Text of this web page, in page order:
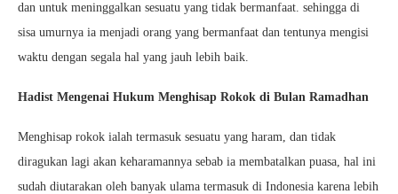
dan untuk meninggalkan sesuatu yang tidak bermanfaat. sehingga di
sisa umurnya ia menjadi orang yang bermanfaat dan tentunya mengisi
waktu dengan segala hal yang jauh lebih baik.
Hadist Mengenai Hukum Menghisap Rokok di Bulan Ramadhan
Menghisap rokok ialah termasuk sesuatu yang haram, dan tidak
diragukan lagi akan keharamannya sebab ia membatalkan puasa, hal ini
sudah diutarakan oleh banyak ulama termasuk di Indonesia karena lebih